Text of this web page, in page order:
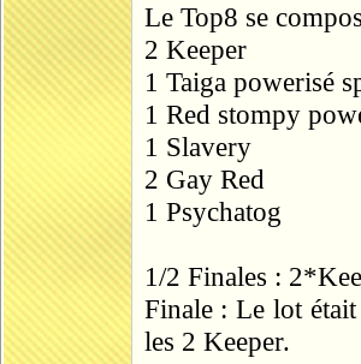
Le Top8 se
2 Keeper
1 Taiga powerisé
1 Red stompy
1 Slavery
2 Gay Red
1 Psychatog
1/2 Finales :
Finale : Le lot
les 2 Keeper.